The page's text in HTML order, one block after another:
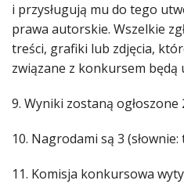
i przysługują mu do tego
prawa autorskie. Wszelkie
treści, grafiki lub zdjęcia,
związane z konkursem będą
9. Wyniki zostaną ogłoszone
10. Nagrodami są 3
11. Komisja konkursowa